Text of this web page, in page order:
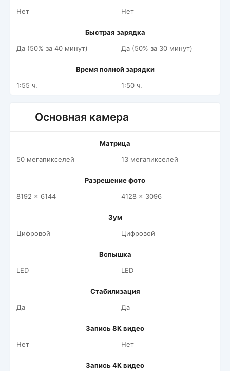
Нет
Нет
Быстрая зарядка
Да (50% за 40 минут)
Да (50% за 30 минут)
Время полной зарядки
1:55 ч.
1:50 ч.
Основная камера
Матрица
50 мегапикселей
13 мегапикселей
Разрешение фото
8192 x 6144
4128 x 3096
Зум
Цифровой
Цифровой
Вспышка
LED
LED
Стабилизация
Да
Да
Запись 8K видео
Нет
Нет
Запись 4K видео